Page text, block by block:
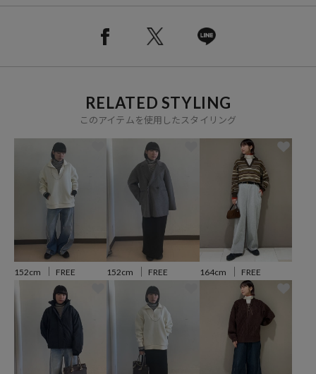
おすすめコーディネート
コンパクトなサイズ感なので、太めのデニムやスラックス、フレアス
カートなど下半身にボリュームを出すのがおすすめ。
ビスチェやベストにインナーにも活躍する一着です。
寒くなったらジャケットやアウターから差し色をのぞかせたり、スウ
ェットのインナーにしてレイヤードを楽しむのもおすすめです。
※こちらの商品は、弊社管理上のカラーを表記しております為、タグ
のカラー表記と異なる記載となっております。
【サイト表記：タグ表記】
・オフホワイト：OFF
・チャコールグレー：杢BLK
・ブルー：BLUE
・ボーダー/ストライプ：BORDER
RELATED STYLING
このアイテムを使用したスタイリング
152cm FREE 152cm FREE 164cm FREE